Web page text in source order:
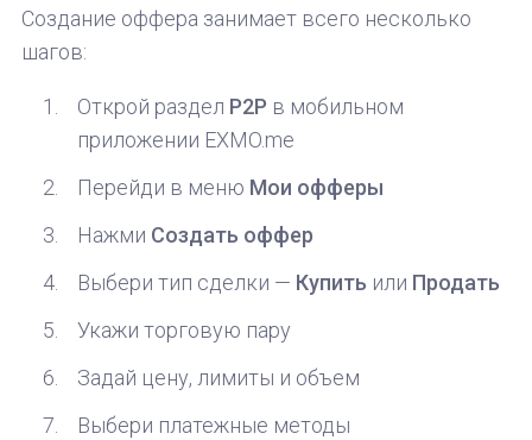
Создание оффера занимает всего несколько
шагов:
Открой раздел P2P в мобильном
приложении EXMO.me
Перейди в меню Мои офферы
Нажми Создать оффер
Выбери тип сделки — Купить или Продать
Укажи торговую пару
Задай цену, лимиты и объем
Выбери платежные методы